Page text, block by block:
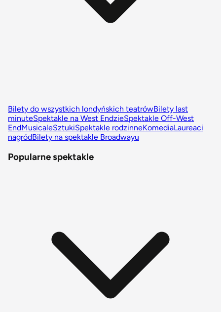
Bilety do wszystkich londyńskich teatrówBilety last
minuteSpektakle na West EndzieSpektakle Off-West
EndMusicaleSztukiSpektakle rodzinneKomediaLaureaci
nagródBilety na spektakle Broadwayu
Popularne spektakle